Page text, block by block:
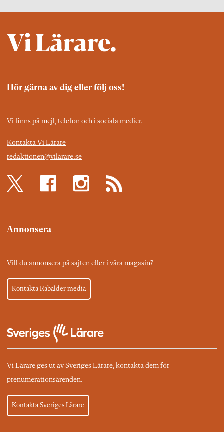
Hör gärna av dig eller följ oss!
Vi finns på mejl, telefon och i sociala medier.
Kontakta Vi Lärare
redaktionen@vilarare.se
Annonsera
Vill du annonsera på sajten eller i våra magasin?
Kontakta Rabalder media
Vi Lärare ges ut av Sveriges Lärare, kontakta dem för
prenumerationsärenden.
Kontakta Sveriges Lärare